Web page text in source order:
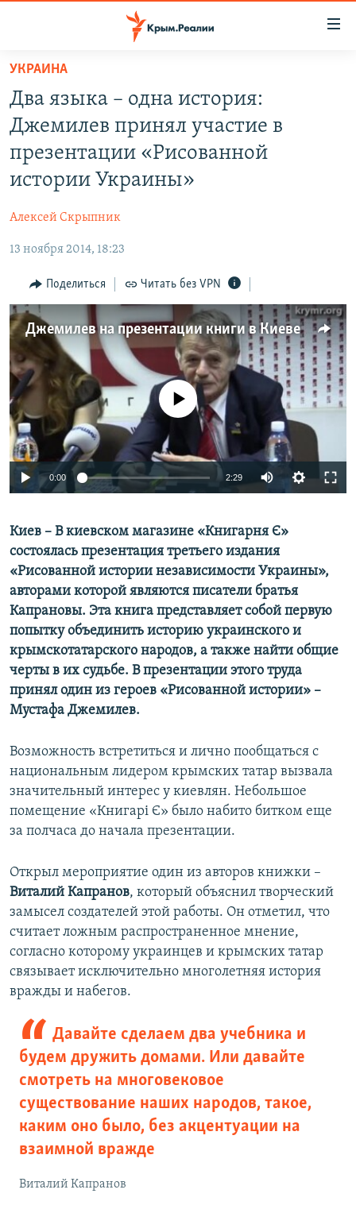
Вернуться
основному
содержанию
главной
Вернутся
СПЕЦПРОЕКТЫ
КАРТА ВОЕННЫХ ОБЪЕКТОВ КРЫМА
ИНТЕРАКТИВ
ИНФОГРАФИКА
ТЕЛЕПРОЕКТ КРЫМ.РЕАЛИИ
СОВЕТЫ ПРАВОЗАЩИТНИКОВ
ПРОПАВШИЕ БЕЗ ВЕСТИ
ПОБЕДИТЕЛЕЙ НЕ СУДЯТ?
КРЫМ.НЕПОКОРЕННЫЙ
ELIFBE
УКРАИНСКАЯ ПРОБЛЕМА КРЫМА
РАДІО СВОБОДА
КАК ОБОЙТИ БЛОКИРОВКУ
Qırımtatar
ПРИСОЕДИНЯЙТЕСЬ!
Все сайты RFE/RL
УКРАИНА
Два языка – одна история:
Джемилев принял участие в
презентации «Рисованной
истории Украины»
Алексей Скрыпник
13 ноября 2014, 18:23
Поделиться Читать без VPN
Джемилев на презентации книги в Киеве
No media source currently available
0:00 2:29
Киев – В киевском магазине «Книгарня Є»
состоялась презентация третьего издания
«Рисованной истории независимости Украины»,
авторами которой являются писатели братья
Капрановы. Эта книга представляет собой первую
попытку объединить историю украинского и
крымскотатарского народов, а также найти общие
черты в их судьбе. В презентации этого труда
принял один из героев «Рисованной истории» –
Мустафа Джемилев.
Возможность встретиться и лично пообщаться с
национальным лидером крымских татар вызвала
значительный интерес у киевлян. Небольшое
помещение «Книгарі Є» было набито битком еще
за полчаса до начала презентации.
Открыл мероприятие один из авторов книжки –
Виталий Капранов, который объяснил творческий
замысел создателей этой работы. Он отметил, что
считает ложным распространенное мнение,
согласно которому украинцев и крымских татар
связывает исключительно многолетняя история
вражды и набегов.
Давайте сделаем два учебника и
будем дружить домами. Или давайте
смотреть на многовековое
существование наших народов, такое,
каким оно было, без акцентуации на
взаимной вражде
Виталий Капранов